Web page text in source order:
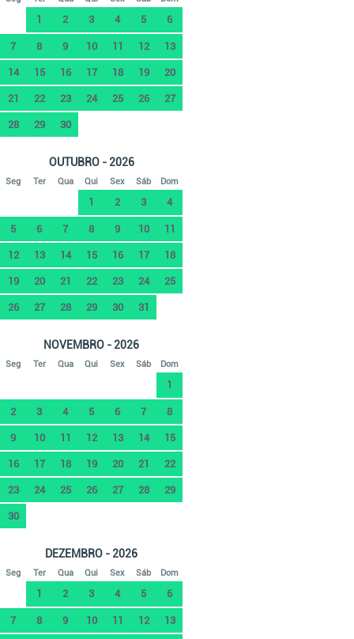
1 2 3 4 5 6
7 8 9 10 11 12 13
14 15 16 17 18 19 20
21 22 23 24 25 26 27
28 29 30
OUTUBRO - 2026
Seg Ter Qua Qui Sex Sáb Dom
1 2 3 4
5 6 7 8 9 10 11
12 13 14 15 16 17 18
19 20 21 22 23 24 25
26 27 28 29 30 31
NOVEMBRO - 2026
Seg Ter Qua Qui Sex Sáb Dom
1
2 3 4 5 6 7 8
9 10 11 12 13 14 15
16 17 18 19 20 21 22
23 24 25 26 27 28 29
30
DEZEMBRO - 2026
Seg Ter Qua Qui Sex Sáb Dom
1 2 3 4 5 6
7 8 9 10 11 12 13